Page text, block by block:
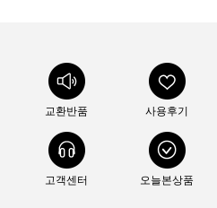
교환반품 사용후기
고객센터 오늘본상품